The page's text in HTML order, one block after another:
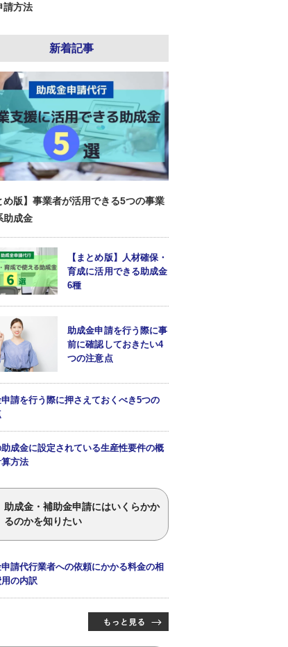
請方法
新着記事
め版】事業者が活用できる5つの事業
助成金
【まとめ版】人材確保・
育成に活用できる助成金
6種
助成金申請を行う際に事
前に確認しておきたい4
つの注意点
請を行う際に押さえておくべき5つの
成金に設定されている生産性要件の概
方法
助成金・補助金申請にはいくらかか
るのかを知りたい
請代行業者への依頼にかかる料金の相
の内訳